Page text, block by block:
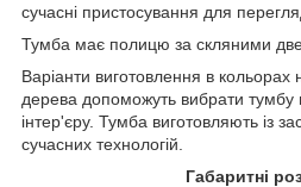
сучасні пристосування для
Тумба має полицю за скляними
Варіанти виготовлення в кольорах
дерева допоможуть вибрати
інтер'єру. Тумба виготовляють із
сучасних технологій.
Габаритні